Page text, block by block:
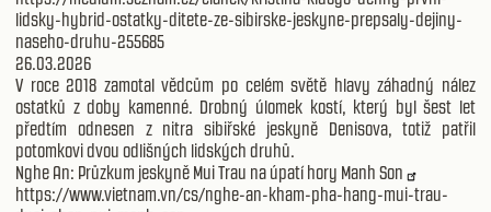
lidsky-hybrid-ostatky-ditete-ze-sibirske-jeskyne-prepsaly-dejiny-
naseho-druhu-255685
26.03.2026
V roce 2018 zamotal vědcům po celém světě hlavy záhadný nález
ostatků z doby kamenné. Drobný úlomek kostí, který byl šest let
předtím odnesen z nitra sibiřské jeskyně Denisova, totiž patřil
potomkovi dvou odlišných lidských druhů.
Nghe An: Průzkum jeskyně Mui Trau na úpatí hory Manh Son
https://www.vietnam.vn/cs/nghe-an-kham-pha-hang-mui-trau-